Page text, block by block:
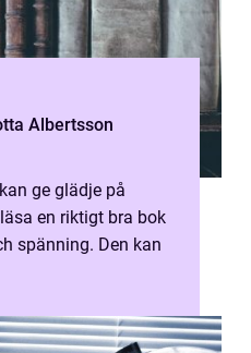
Albertsson
ge glädje på
en riktigt bra bok
spänning. Den kan